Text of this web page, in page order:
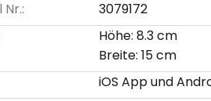
3079172
Höhe: 8.3 cm
Breite: 15 cm
iOS App und